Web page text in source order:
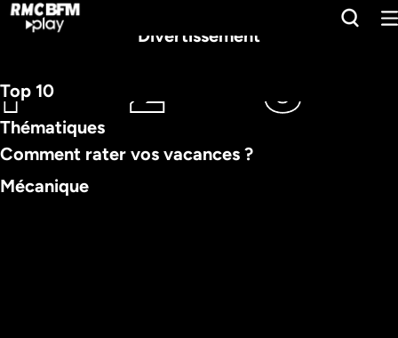
Divertissement
Top 10 2
2
2 3
3
3
Thématiques
Comment rater vos vacances ?
Mécanique